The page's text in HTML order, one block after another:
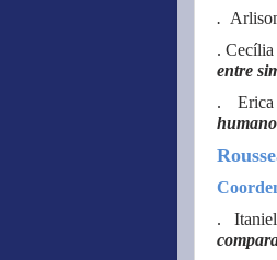
.
. Cecília
entre
. Erica
humano
.